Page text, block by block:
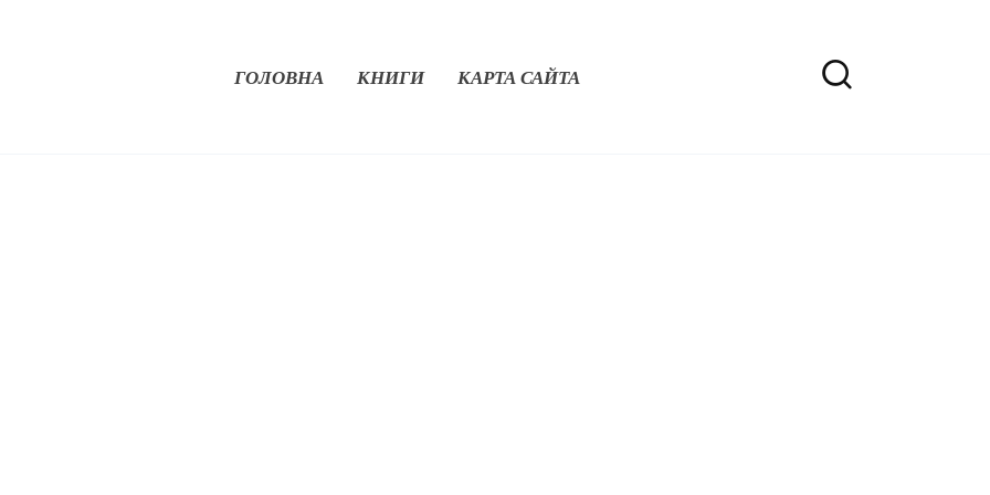
ГОЛОВНА КНИГИ КАРТА САЙТА